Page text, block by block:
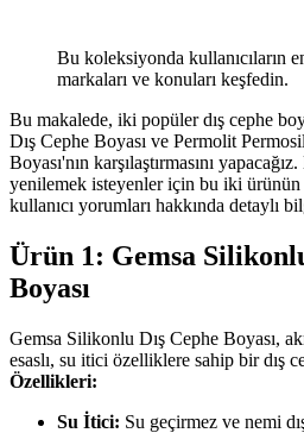
Bu koleksiyonda kullanıcıların
markaları ve konuları keşfedin.
Bu makalede, iki popüler dış cephe
Dış Cephe Boyası ve Permolit
Boyası'nın karşılaştırmasını
yenilemek isteyenler için bu iki
kullanıcı yorumları hakkında detaylı
Ürün 1: Gemsa
Boyası
Gemsa Silikonlu Dış Cephe Boyası,
esaslı, su itici özelliklere sahip bir dış
Özellikleri:
Su İtici: Su geçirmez ve nemi